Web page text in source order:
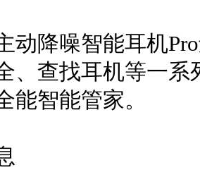
动降噪智能耳机
、查找耳机等一
能智能管家。